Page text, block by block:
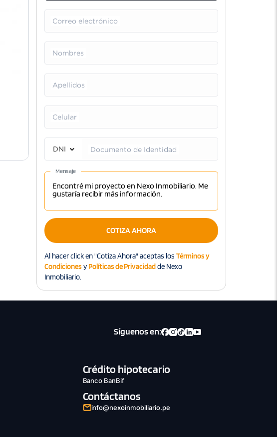
Correo electrónico
Nombres
Apellidos
Celular
DNI Documento de Identidad
Mensaje
COTIZA AHORA
Al hacer click en "Cotiza Ahora" aceptas los Términos y
CondicionesyPolíticas de Privacidadde Nexo
Inmobiliario.
Síguenos en:
Crédito hipotecario
Banco BanBif
Contáctanos
info@nexoinmobiliario.pe